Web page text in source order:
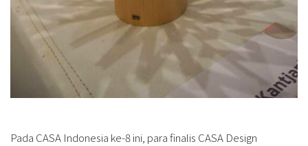
Pada CASA Indonesia ke-8 ini, para finalis CASA Design